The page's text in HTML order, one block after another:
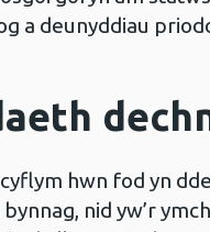
a deunyddiau
hwn fod yn
nid yw’r